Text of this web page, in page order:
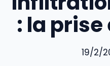
: la
19/2/